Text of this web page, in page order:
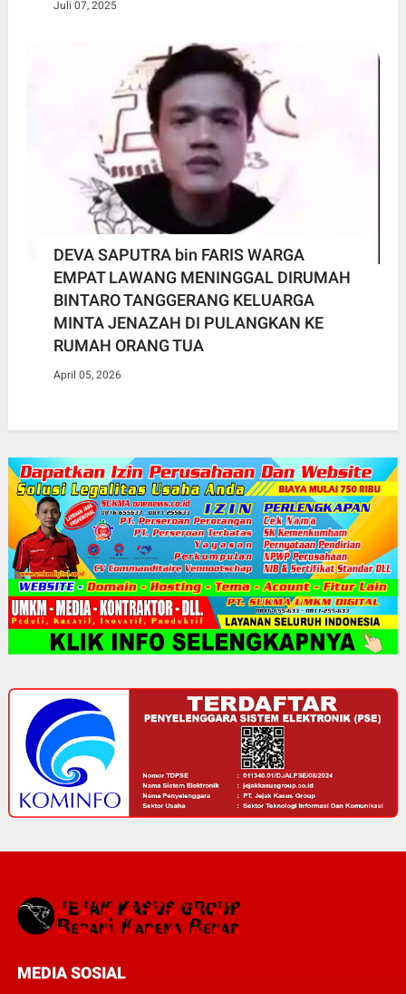
Juli 07, 2025
DEVA SAPUTRA bin FARIS WARGA
EMPAT LAWANG MENINGGAL DIRUMAH
BINTARO TANGGERANG KELUARGA
MINTA JENAZAH DI PULANGKAN KE
RUMAH ORANG TUA
April 05, 2026
MEDIA SOSIAL